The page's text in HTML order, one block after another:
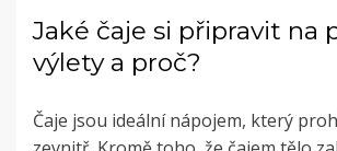
Jaké čaje si připravit na
výlety a proč?
Čaje jsou ideální nápojem, který